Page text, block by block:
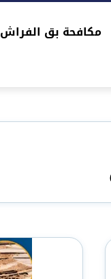
مكافحة بق الفراش